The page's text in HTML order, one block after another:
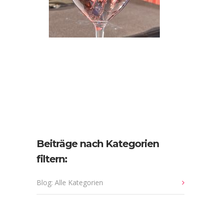
Beiträge nach Kategorien
filtern:
Blog: Alle Kategorien